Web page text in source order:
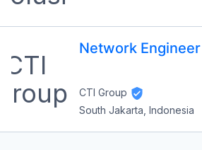
Network Engineer
CTI Group
South Jakarta, Indonesia